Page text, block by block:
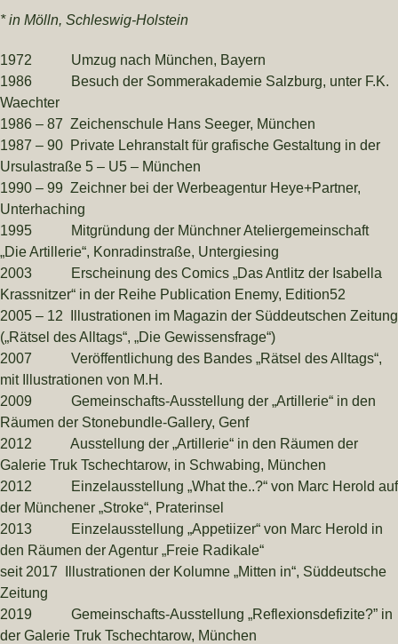
* in Mölln, Schleswig-Holstein
1972 Umzug nach München, Bayern
1986 Besuch der Sommerakademie Salzburg, unter F.K.
Waechter
1986 – 87 Zeichenschule Hans Seeger, München
1987 – 90 Private Lehranstalt für grafische Gestaltung in der
Ursulastraße 5 – U5 – München
1990 – 99 Zeichner bei der Werbeagentur Heye+Partner,
Unterhaching
1995 Mitgründung der Münchner Ateliergemeinschaft
„Die Artillerie“, Konradinstraße, Untergiesing
2003
Erscheinung des Comics „Das Antlitz der Isabella
Krassnitzer“ in der Reihe Publication Enemy, Edition52
2005 – 12 Illustrationen im Magazin der Süddeutschen Zeitung
(„Rätsel des Alltags“, „Die Gewissensfrage“)
2007 Veröffentlichung des Bandes „Rätsel des Alltags“,
mit Illustrationen von M.H.
2009 Gemeinschafts-Ausstellung der „Artillerie“ in den
Räumen der Stonebundle-Gallery, Genf
2012 Ausstellung der „Artillerie“ in den Räumen der
Galerie Truk Tschechtarow, in Schwabing, München
2012 Einzelausstellung „What the..?“ von Marc Herold auf
der Münchener „Stroke“, Praterinsel
2013 Einzelausstellung „Appetiizer“ von Marc Herold in
den Räumen der Agentur „Freie Radikale“
seit 2017 Illustrationen der Kolumne „Mitten in“, Süddeutsche
Zeitung
2019 Gemeinschafts-Ausstellung „Reflexionsdefizite?” in
der Galerie Truk Tschechtarow, München